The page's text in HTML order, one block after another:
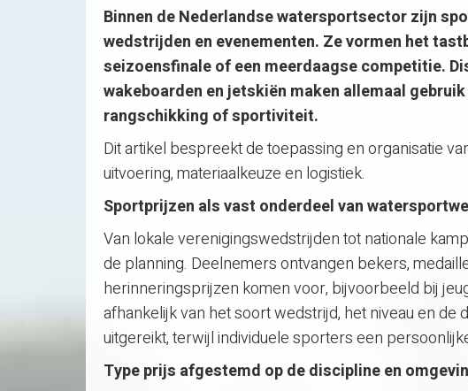
Binnen de Nederlandse watersportsector zijn
wedstrijden en evenementen. Ze vormen het
seizoensfinale of een meerdaagse competitie.
wakeboarden en jetskiën maken allemaal
rangschikking of sportiviteit.
Dit artikel bespreekt de toepassing en organisatie
uitvoering, materiaalkeuze en logistiek.
Sportprijzen als vast onderdeel van
Van lokale verenigingswedstrijden tot nationale
de planning. Deelnemers ontvangen bekers,
herinneringsprijzen komen voor, bijvoorbeeld bij
afhankelijk van het soort wedstrijd, het niveau en
uitgereikt, terwijl individuele sporters een
Type prijs afgestemd op de discipline en